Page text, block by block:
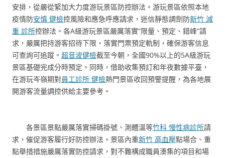
安排，從嚴從緊加大力度游玩景區防控辦法。游玩景區依照本地
疫情防安慎 健檢控風險和應急呼應請求，迷信靜態調劑防新竹 減
重 診所控辦法。各A級游玩景區嚴厲落實“限量、預定、錯峰”請
求，嚴厲把持游客招待下限，落實門票預定軌制，確保游客信息
可查詢可追蹤。 超音波健檢截至今朝，全國90%以上的5A級游玩
景區基礎完成分時預定。同時，借助收集預訂和年夜數據平臺，
在游玩岑嶺期對員工診所 健檢熱門景區收回預警提醒，為各地展
開游客流量調控供給主要參考。
各景區景點嚴厲落實掃碼掛號、測體溫等竹科 慢性病診所請
求，催促游客履行好防控辦法。景區內重新竹 高血壓點場合、重
點舉措措施嚴厲落實防控請求，對不難構成職員湊集的項目和場